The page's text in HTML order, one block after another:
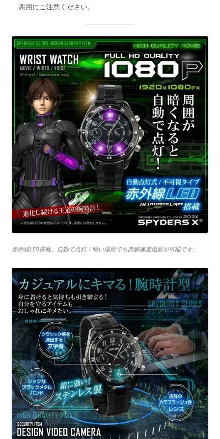
悪用にご注意ください。
赤外線LED搭載、自動で点灯！暗い場所でも高解像度撮影が可能です。